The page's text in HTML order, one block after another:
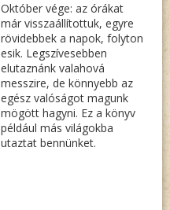
Október vége: az órákat
már visszaállítottuk, egyre
rövidebbek a napok, folyton
esik. Legszívesebben
elutaznánk valahová
messzire, de könnyebb az
egész valóságot magunk
mögött hagyni. Ez a könyv
például más világokba
utaztat bennünket.